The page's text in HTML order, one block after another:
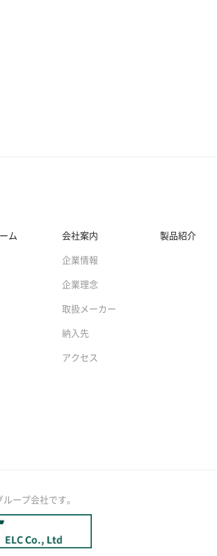
ム
会社案内
企業情報
企業理念
取扱メーカー
納入先
アクセス
製品紹介
ープ会社です。